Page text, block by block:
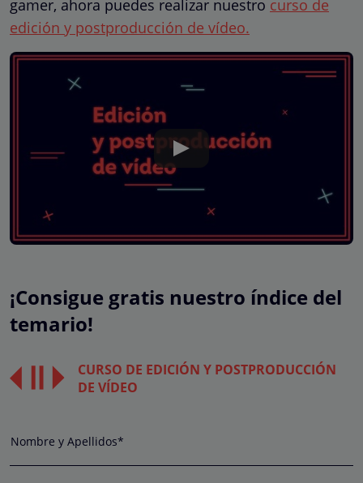
gamer, ahora puedes realizar nuestro curso de
edición y postproducción de vídeo.
¡Consigue gratis nuestro índice del
temario!
CURSO DE EDICIÓN Y POSTPRODUCCIÓN
DE VÍDEO
Nombre y Apellidos*